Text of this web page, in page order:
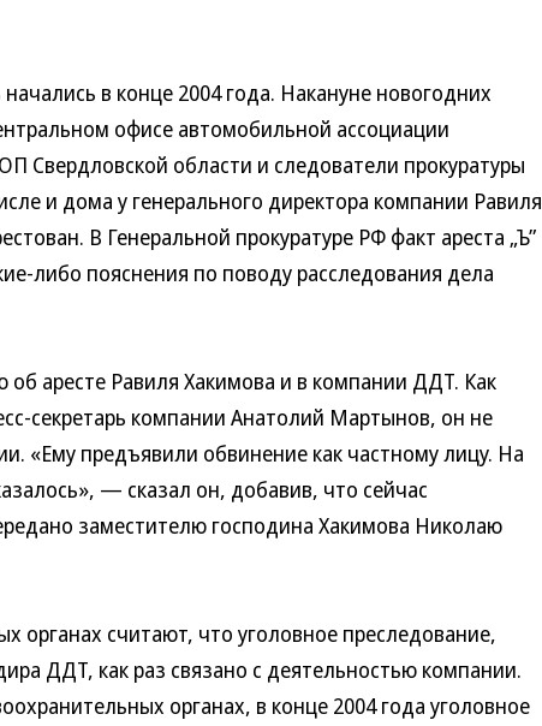
в конце 2004 года. Накануне новогодних
офисе автомобильной ассоциации
Свердловской области и следователи прокуратуры
и дома у генерального директора компании Равиля
В Генеральной прокуратуре РФ факт ареста „Ъ”
либо пояснения по поводу расследования дела
аресте Равиля Хакимова и в компании ДДТ. Как
секретарь компании Анатолий Мартынов, он не
«Ему предъявили обвинение как частному лицу. На
— сказал он, добавив, что сейчас
заместителю господина Хакимова Николаю
органах считают, что уголовное преследование,
ДДТ, как раз связано с деятельностью компании.
органах, в конце 2004 года уголовное